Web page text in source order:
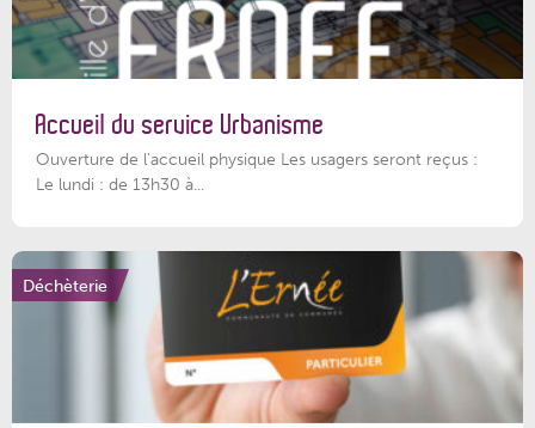
Accueil du service Urbanisme
Ouverture de l'accueil physique Les usagers seront reçus :
Le lundi : de 13h30 à...
Déchèterie